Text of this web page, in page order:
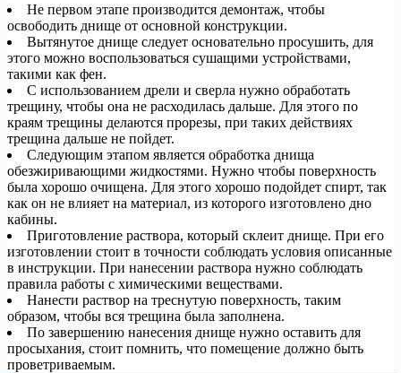
Не первом этапе производится демонтаж, чтобы
освободить днище от основной конструкции.
Вытянутое днище следует основательно просушить, для
этого можно воспользоваться сушащими устройствами,
такими как фен.
С использованием дрели и сверла нужно обработать
трещину, чтобы она не расходилась дальше. Для этого по
краям трещины делаются прорезы, при таких действиях
трещина дальше не пойдет.
Следующим этапом является обработка днища
обезжиривающими жидкостями. Нужно чтобы поверхность
была хорошо очищена. Для этого хорошо подойдет спирт, так
как он не влияет на материал, из которого изготовлено дно
кабины.
Приготовление раствора, который склеит днище. При его
изготовлении стоит в точности соблюдать условия описанные
в инструкции. При нанесении раствора нужно соблюдать
правила работы с химическими веществами.
Нанести раствор на треснутую поверхность, таким
образом, чтобы вся трещина была заполнена.
По завершению нанесения днище нужно оставить для
просыхания, стоит помнить, что помещение должно быть
проветриваемым.